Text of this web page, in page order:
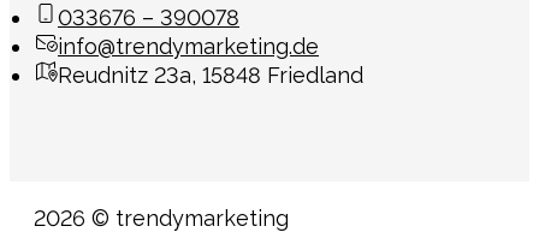
033676 – 390078
info@trendymarketing.de
Reudnitz 23a, 15848 Friedland
2026 © trendymarketing